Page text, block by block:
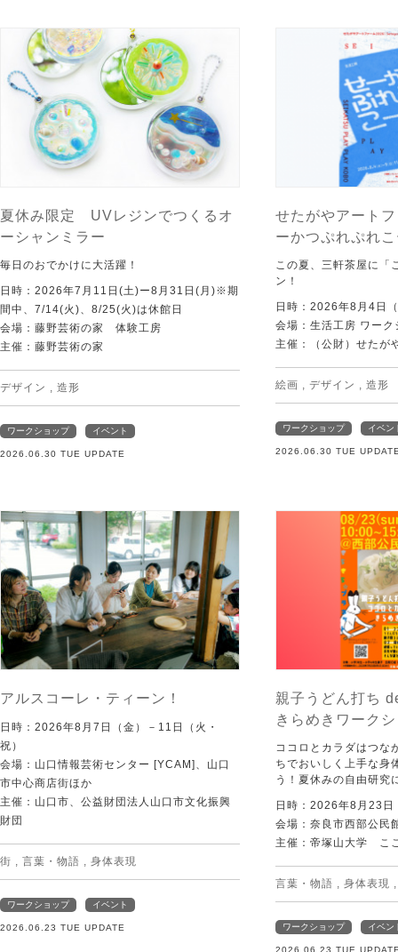
夏休み限定 UVレジンでつくるオ
ーシャンミラー
毎日のおでかけに大活躍！
日時：2026年7月11日(土)ー8月31日(月)※期
間中、7/14(火)、8/25(火)は休館日
会場：藤野芸術の家 体験工房
主催：藤野芸術の家
デザイン 造形
ワークショップ イベント
2026.06.30 TUE UPDATE
せたがやアート
ーかつぷれぷれ
この夏、三軒茶屋に「
ン！
日時：2026年8月4日
会場：生活工房 ワー
主催：（公財）せたが
絵画 デザイン 造形
ワークショップ イベン
2026.06.30 TUE
アルスコーレ・ティーン！
日時：2026年8月7日（金）－11日（火・
祝）
会場：山口情報芸術センター [YCAM]、山口
市中心商店街ほか
主催：山口市、公益財団法人山口市文化振興
財団
街 言葉・物語 身体表現
ワークショップ イベント
2026.06.23 TUE UPDATE
親子うどん打ち
きらめきワーク
ココロとカラダはつな
ちでおいしく上手な身
う！夏休みの自由研究
日時：2026年8月23日
会場：奈良市西部公民
主催：帝塚山大学 こ
言葉・物語 身体表現
ワークショップ イベン
2026.06.23 TUE